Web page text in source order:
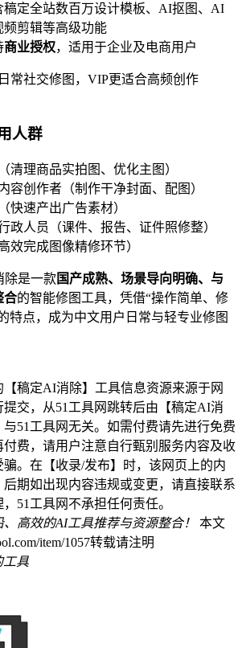
稿定全站数百万设计模板、AI抠图、AI
频剪辑等高级功能
商业授权，适用于企业及电商用户
常社交修图，VIP更适合高频创作
人群
清理商品实拍图、优化主图）
容创作者（制作干净封面、配图）
快速产出广告素材）
政人员（课件、报告、证件照修整）
效完成图像精修环节）
除是一款国产成熟、场景导向明确、与
合的智能修图工具，凭借“操作简单、修
特点，成为中文用户日常与轻专业修图
稿定AI消除】工具信息资源来源于网
交，从51工具网跳转后由【稿定AI消
51工具网无关。如需付费请先进行免费
费，请用户注意自行甄别服务内容及收
。在【收录/发布】时，该网页上的内
期如出现内容违规或变更，请直接联系
51工具网不承担任何责任。
高效的AI工具推荐与资源整合！
本文
item/1057转载请注明
工具